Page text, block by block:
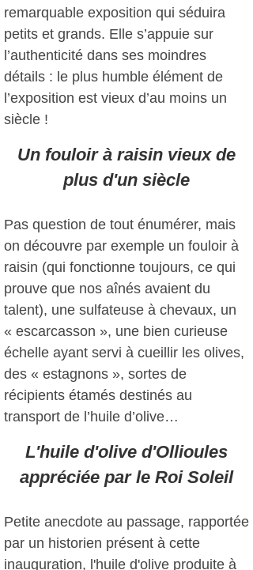
remarquable exposition qui séduira
petits et grands. Elle s’appuie sur
l’authenticité dans ses moindres
détails : le plus humble élément de
l’exposition est vieux d’au moins un
siècle !
Un fouloir à raisin vieux de
plus d'un siècle
Pas question de tout énumérer, mais
on découvre par exemple un fouloir à
raisin (qui fonctionne toujours, ce qui
prouve que nos aînés avaient du
talent), une sulfateuse à chevaux, un
« escarcasson », une bien curieuse
échelle ayant servi à cueillir les olives,
des « estagnons », sortes de
récipients étamés destinés au
transport de l’huile d’olive…
L'huile d'olive d'Ollioules
appréciée par le Roi Soleil
Petite anecdote au passage, rapportée
par un historien présent à cette
inauguration, l'huile d'olive produite à